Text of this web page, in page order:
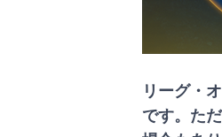
リーグ・
です。た